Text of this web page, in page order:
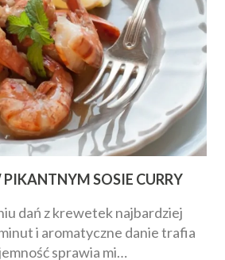
SOSIE CURRY
dań z krewetek najbardziej
i aromatyczne danie trafia
sprawia mi…